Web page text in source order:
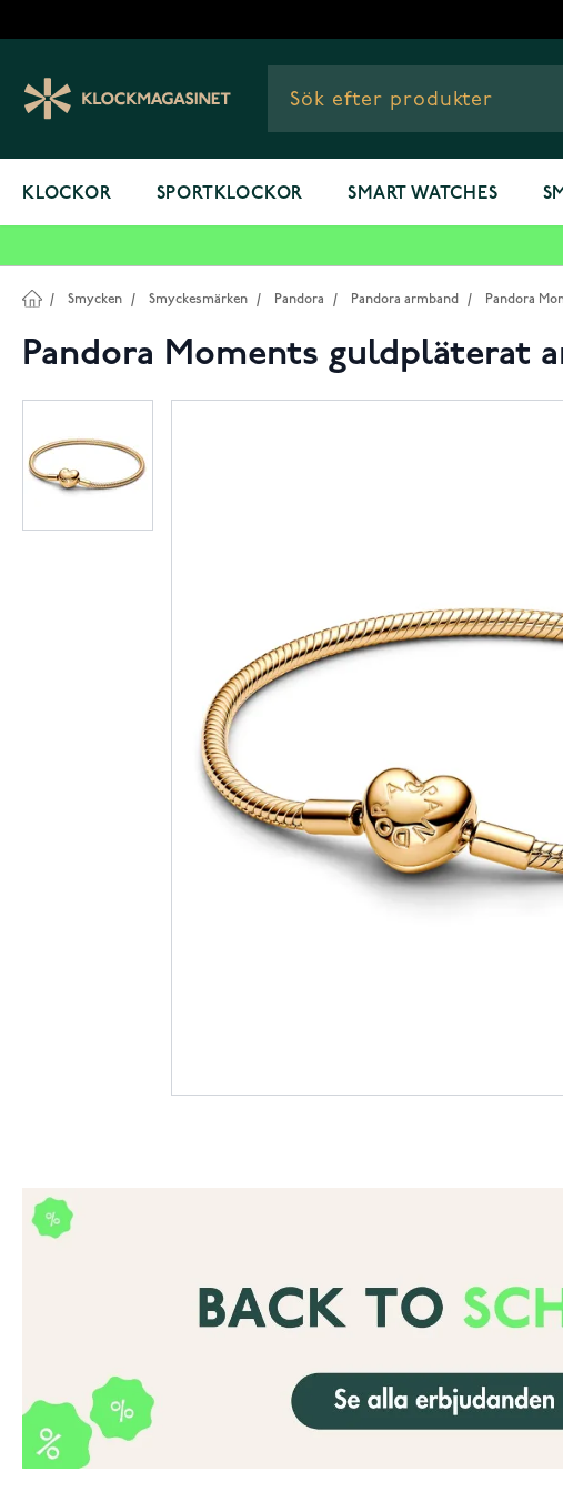
KLOCKOR SPORTKLOCKOR SMART WATCHES
/ Smycken / Smyckesmärken / Pandora / Pandora armband / Pandora
Pandora Moments guldpläterat